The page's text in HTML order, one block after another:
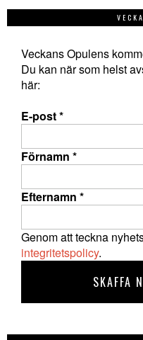
Veckans Opulens
Du kan när som helst
här:
E-post*
Förnamn *
Efternamn *
Genom att teckna
integritetspolicy.